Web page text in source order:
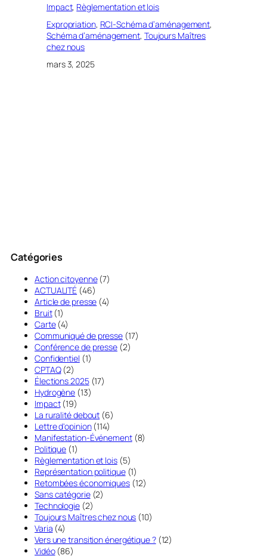
Impact, Règlementation et lois
Expropriation, RCI-Schéma d’aménagement
Schéma d’aménagement, Toujours Maîtres
chez nous
mars 3, 2025
Catégories
Action citoyenne(7)
ACTUALITÉ (46)
Article de presse (4)
Bruit(1)
Carte(4)
Communiqué de presse (17)
Conférence de presse (2)
Confidentiel (1)
CPTAQ(2)
Élections 2025(17)
Hydrogène (13)
Impact(19)
La ruralité debout (6)
Lettre d'opinion(114)
Manifestation-Événement(8)
Politique (1)
Règlementation et lois(5)
Représentation politique(1)
Retombées économiques(12)
Sans catégorie(2)
Technologie(2)
Toujours Maîtres chez nous (10)
Varia (4)
Vers une transition énergétique ?(12)
Vidéo(86)